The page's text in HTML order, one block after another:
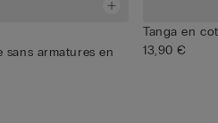
armatures en
Tanga en
13,90 €